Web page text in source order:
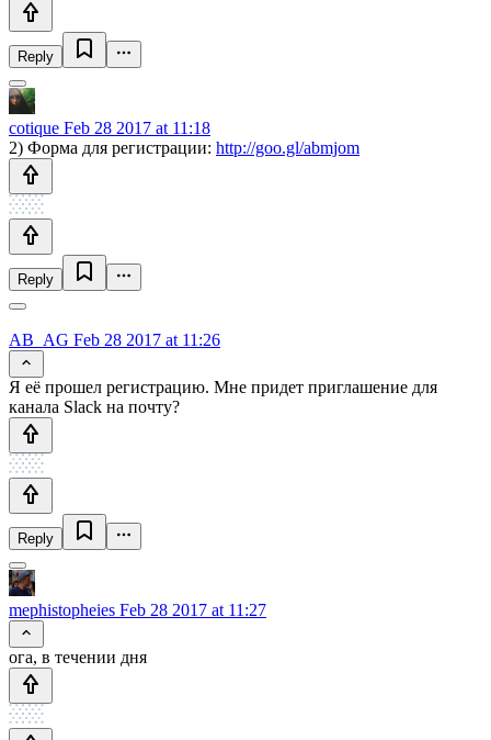
Reply
cotique Feb 28 2017 at 11:18
2) Форма для регистрации: http://goo.gl/abmjom
Reply
AB_AG Feb 28 2017 at 11:26
Я её прошел регистрацию. Мне придет приглашение для
канала Slack на почту?
Reply
mephistopheies Feb 28 2017 at 11:27
ога, в течении дня